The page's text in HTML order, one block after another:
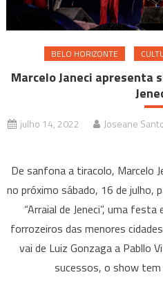
BELO HORIZONTE
Marcelo Janeci apresenta
julho 14, 2022 Joseane
da
De sanfona a tiracolo, Marcelo
no próximo sábado, 16 de julho,
“Arraial de Jeneci”, uma
forrozeiros das menores
vai de Luiz Gonzaga a Pabllo
sucessos, o show